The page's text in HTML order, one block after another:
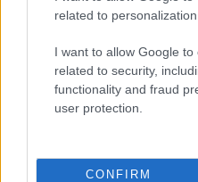
related to personalization.
I want to allow Google to
related to security,
functionality and fraud
user protection.
CONFIRM
δοκάρι, χάνοντας τη
Στη συνέχεια, ο
αλλαγές των δύο
επηρεάζουν την
στο τελευταίο